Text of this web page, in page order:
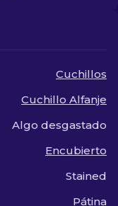
Cuchillos
Cuchillo Alfanje
Algo desgastado
Encubierto
Stained
Pátina